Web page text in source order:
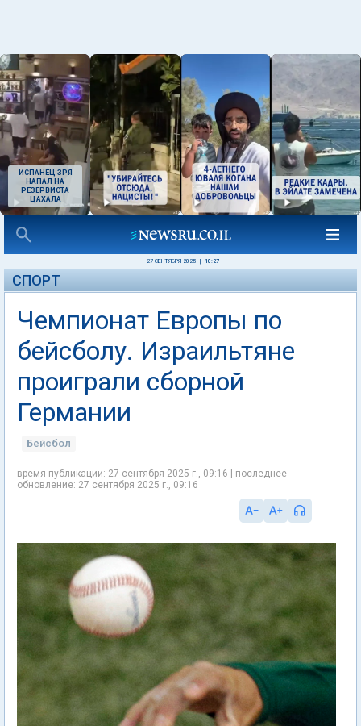
ИСПАНЕЦ ЗРЯ
НАПАЛ НА
РЕЗЕРВИСТА
ЦАХАЛА
27 СЕНТЯБРЯ 2025 10:27
СПОРТ
Чемпионат Европы по
бейсболу. Израильтяне
проиграли сборной
Германии
Бейсбол
время публикации: 27 сентября 2025 г., 09:16 | последнее
обновление: 27 сентября 2025 г., 09:16